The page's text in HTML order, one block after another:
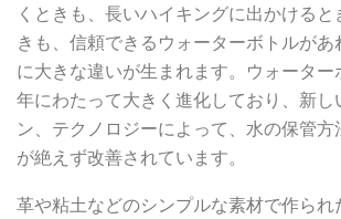
くときも、長いハイキングに出かけると
きも、信頼できるウォーターボトルが
に大きな違いが生まれます。ウォータ
年にわたって大きく進化しており、新し
ン、テクノロジーによって、水の保管
が絶えず改善されています。
革や粘土などのシンプルな素材で作ら